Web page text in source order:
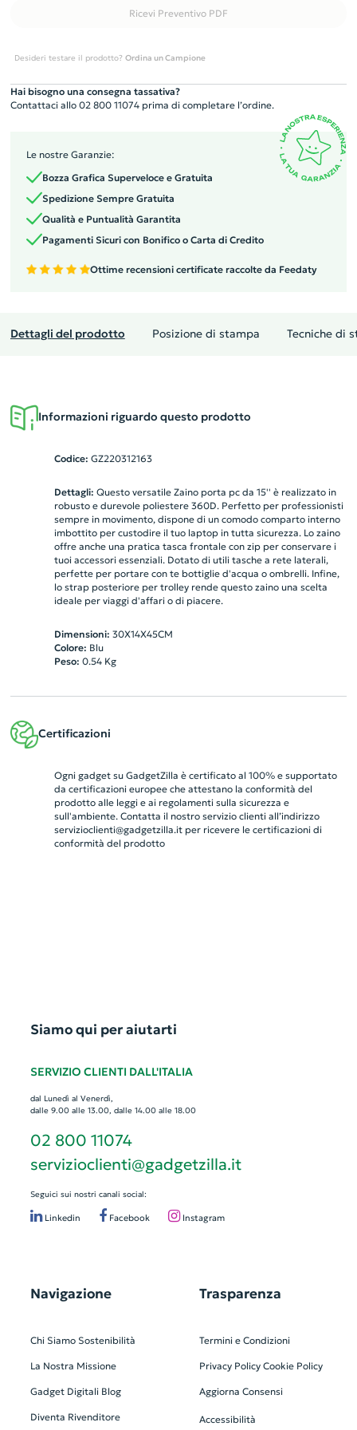
Ricevi Preventivo PDF
Desideri testare il prodotto? Ordina un Campione
Hai bisogno una consegna tassativa?
Contattaci allo 02 800 11074 prima di completare l’ordine.
Le nostre Garanzie:
Bozza Grafica Superveloce e Gratuita
Spedizione Sempre Gratuita
Qualità e Puntualità Garantita
Pagamenti Sicuri con Bonifico o Carta di Credito
Ottime recensioni certificate raccolte da Feedaty
Dettagli del prodotto Posizione di stampa Tecniche di
Informazioni riguardo questo prodotto
Codice: GZ220312163
Dettagli: Questo versatile Zaino porta pc da 15'' è realizzato in
robusto e durevole poliestere 360D. Perfetto per professionisti
sempre in movimento, dispone di un comodo comparto interno
imbottito per custodire il tuo laptop in tutta sicurezza. Lo zaino
offre anche una pratica tasca frontale con zip per conservare i
tuoi accessori essenziali. Dotato di utili tasche a rete laterali,
perfette per portare con te bottiglie d'acqua o ombrelli. Infine,
lo strap posteriore per trolley rende questo zaino una scelta
ideale per viaggi d'affari o di piacere.
Dimensioni: 30X14X45CM
Colore: Blu
Peso: 0.54Kg
Certificazioni
Ogni gadget su GadgetZilla è certificato al 100% e supportato
da certificazioni europee che attestano la conformità del
prodotto alle leggi e ai regolamenti sulla sicurezza e
sull'ambiente. Contatta il nostro servizio clienti all’indirizzo
servizioclienti@gadgetzilla.itper ricevere le certificazioni di
conformità del prodotto
Siamo qui per aiutarti
SERVIZIO CLIENTI DALL'ITALIA
dal Lunedì al Venerdì,
dalle 9.00 alle 13.00, dalle 14.00 alle 18.00
02 800 11074
servizioclienti@gadgetzilla.it
Seguici sui nostri canali social:
Linkedin Facebook Instagram
Navigazione
Chi Siamo Sostenibilità
La Nostra Missione
Gadget Digitali Blog
Diventa Rivenditore
Trasparenza
Termini e Condizioni
Privacy Policy Cookie Policy
Aggiorna Consensi
Accessibilità